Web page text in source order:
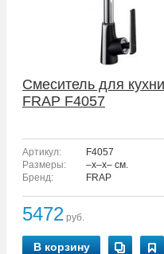
Смеситель для кухни
FRAP F4057
Артикул:
F4057
Размеры:
–x–x– см.
Бренд:
FRAP
5472 руб.
В корзину